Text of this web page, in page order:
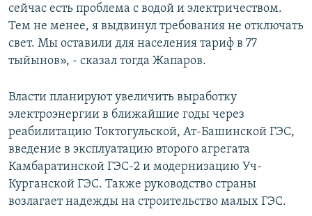
сейчас есть проблема с водой и электричеством.
Тем не менее, я выдвинул требования не отключать
свет. Мы оставили для населения тариф в 77
тыйынов», - сказал тогда Жапаров.
Власти планируют увеличить выработку
электроэнергии в ближайшие годы через
реабилитацию Токтогульской, Ат-Башинской ГЭС,
введение в эксплуатацию второго агрегата
Камбаратинской ГЭС-2 и модернизацию Уч-
Курганской ГЭС. Также руководство страны
возлагает надежды на строительство малых ГЭС.